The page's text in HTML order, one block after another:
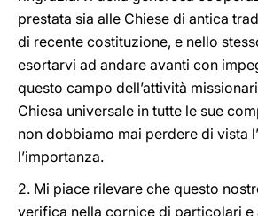
prestata sia alle Chiese di antica
di recente costituzione, e nello
esortarvi ad andare avanti con
questo campo dell’attività
Chiesa universale in tutte le sue
non dobbiamo mai perdere di vista
l’importanza.
2. Mi piace rilevare che questo
verifica nella cornice di particolari